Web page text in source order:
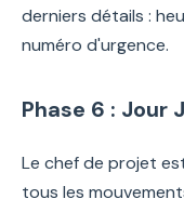
derniers détails :
numéro d'urgence.
Phase 6 : Jour
Le chef de projet
tous les